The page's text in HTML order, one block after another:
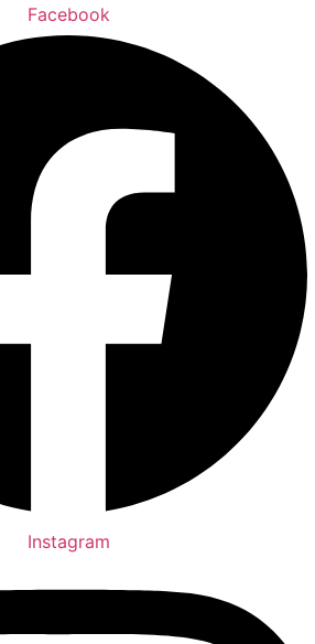
Facebook
Instagram